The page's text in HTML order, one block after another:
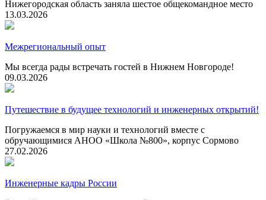
Нижегородская область заняла шестое общекомандное место
13.03.2026
Межрегиональный опыт
Мы всегда рады встречать гостей в Нижнем Новгороде!
09.03.2026
Путешествие в будущее технологий и инженерных открытий!
Погружаемся в мир науки и технологий вместе с
обручающимися АНОО «Школа №800», корпус Сормово
27.02.2026
Инженерные кадры России